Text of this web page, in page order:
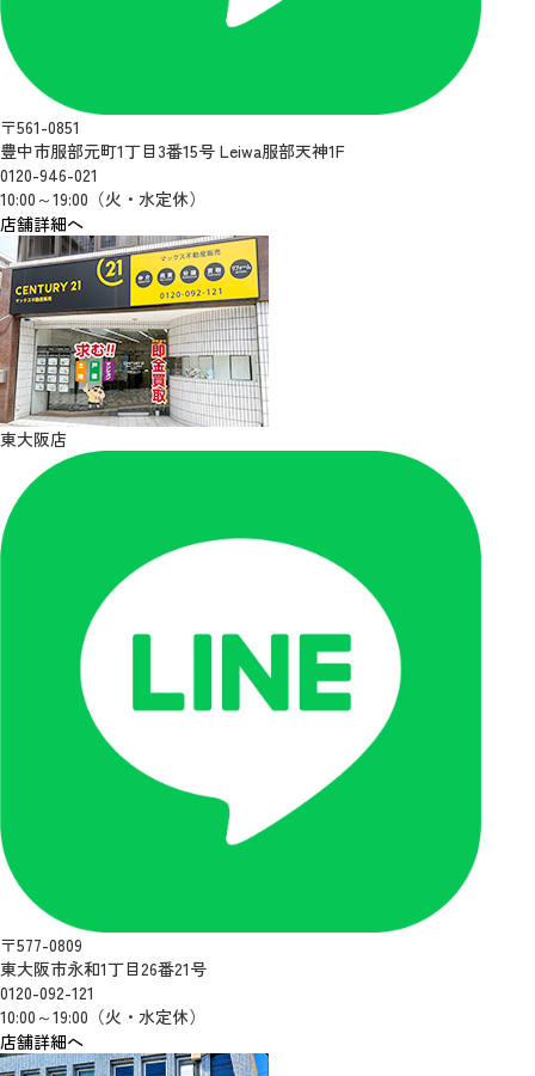
〒561-0851
豊中市服部元町1丁目3番15号 Leiwa服部天神1F
0120-946-021
10:00～19:00（火・水定休）
店舗詳細へ
東大阪店
〒577-0809
東大阪市永和1丁目26番21号
0120-092-121
10:00～19:00（火・水定休）
店舗詳細へ